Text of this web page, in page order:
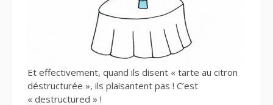
Et effectivement, quand ils disent « tarte au citron
déstructurée », ils plaisantent pas ! C’est
« destructured » !